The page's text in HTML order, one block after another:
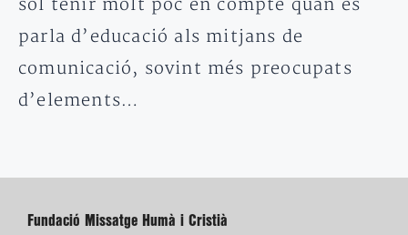
sol tenir molt poc en compte quan es
parla d’educació als mitjans de
comunicació, sovint més preocupats
d’elements…
Fundació Missatge Humà i Cristià